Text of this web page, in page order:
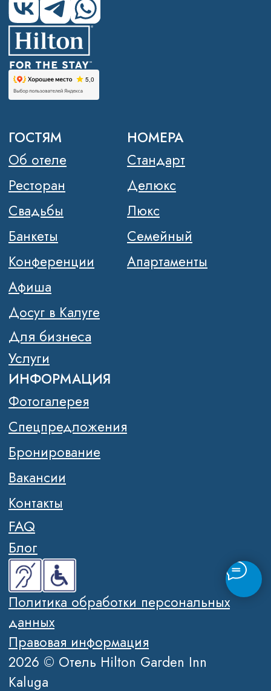
Политика обработки персональных
данных
Правовая информация
2026 © Отель Hilton Garden Inn
Kalugа
SEO-продвижение сайтов Novatechno